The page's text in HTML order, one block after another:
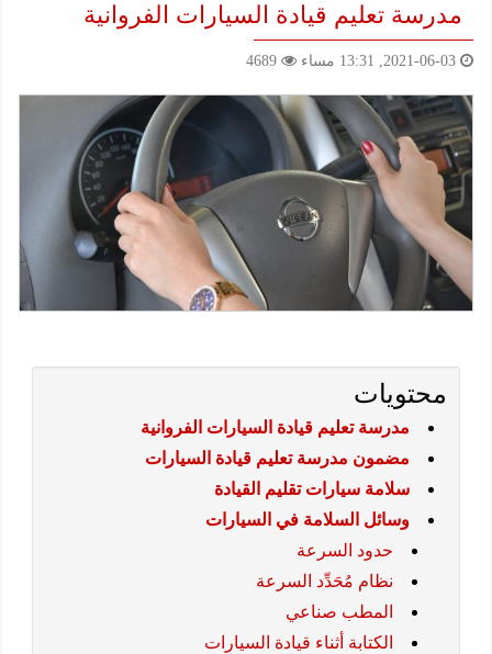
مدرسة تعليم قيادة السيارات الفروانية
محتويات
مدرسة تعليم قيادة السيارات الفروانية
مضمون مدرسة تعليم قيادة السيارات
سلامة سيارات تقليم القيادة
وسائل السلامة في السيارات
حدود السرعة
نظام مُحَدِّد السرعة
المطب صناعي
الكتابة أثناء قيادة السيارات